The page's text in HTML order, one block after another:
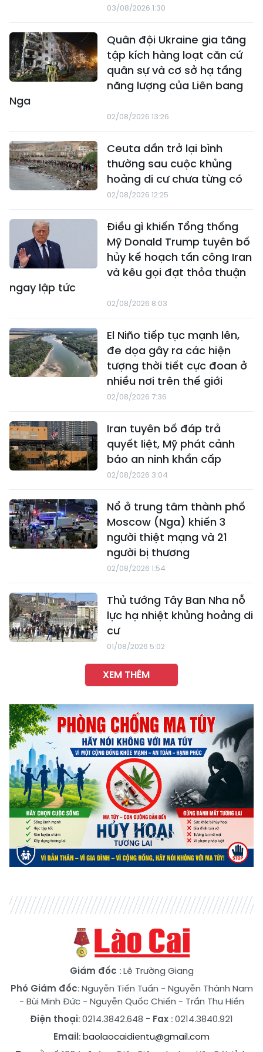
03/08/2026 1:30
Quân đội Ukraine gia tăng
tập kích hàng loạt căn cứ
quân sự và cơ sở hạ tầng
năng lượng của Liên bang
Nga
02/08/2026 13:26
Ceuta dần trở lại bình
thường sau cuộc khủng
hoảng di cư chưa từng có
02/08/2026 12:25
Điều gì khiến Tổng thống
Mỹ Donald Trump tuyên bố
hủy kế hoạch tấn công Iran
và kêu gọi đạt thỏa thuận
ngay lập tức
02/08/2026 8:03
El Niño tiếp tục mạnh lên,
đe dọa gây ra các hiện
tượng thời tiết cực đoan ở
nhiều nơi trên thế giới
02/08/2026 7:36
Iran tuyên bố đáp trả
quyết liệt, Mỹ phát cảnh
báo an ninh khẩn cấp
02/08/2026 3:04
Nổ ở trung tâm thành phố
Moscow (Nga) khiến 3
người thiệt mạng và 21
người bị thương
02/08/2026 1:54
Thủ tướng Tây Ban Nha nỗ
lực hạ nhiệt khủng hoảng di
cư
01/08/2026 5:02
XEM THÊM
Giám đốc : Lê Trường Giang
Phó Giám đốc:Nguyễn Tiến Tuấn - Nguyễn Thành Nam
- Bùi Minh Đức- Nguyễn Quốc Chiến - Trần Thu Hiền
Điện thoại: 0214.3842.648 - Fax : 0214.3840.921
Email:baolaocaidientu@gmail.com